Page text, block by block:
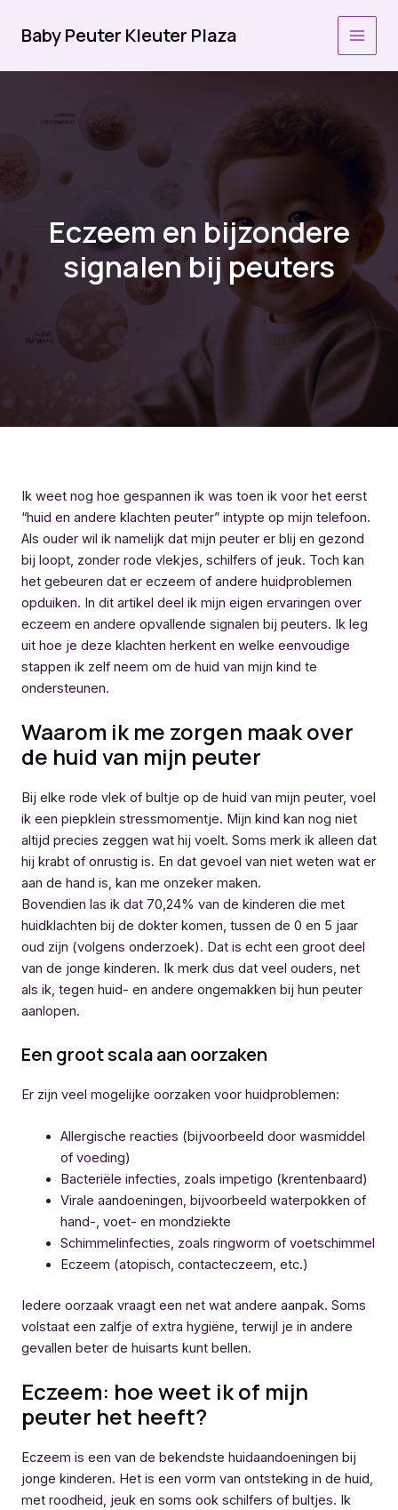
naar
inhoud
Baby Peuter Kleuter Plaza
Eczeem en bijzondere
signalen bij peuters
Ik weet nog hoe gespannen ik was toen ik voor het eerst
“huid en andere klachten peuter” intypte op mijn telefoon.
Als ouder wil ik namelijk dat mijn peuter er blij en gezond
bij loopt, zonder rode vlekjes, schilfers of jeuk. Toch kan
het gebeuren dat er eczeem of andere huidproblemen
opduiken. In dit artikel deel ik mijn eigen ervaringen over
eczeem en andere opvallende signalen bij peuters. Ik leg
uit hoe je deze klachten herkent en welke eenvoudige
stappen ik zelf neem om de huid van mijn kind te
ondersteunen.
Waarom ik me zorgen maak over
de huid van mijn peuter
Bij elke rode vlek of bultje op de huid van mijn peuter, voel
ik een piepklein stressmomentje. Mijn kind kan nog niet
altijd precies zeggen wat hij voelt. Soms merk ik alleen dat
hij krabt of onrustig is. En dat gevoel van niet weten wat er
aan de hand is, kan me onzeker maken.
Bovendien las ik dat 70,24% van de kinderen die met
huidklachten bij de dokter komen, tussen de 0 en 5 jaar
oud zijn (volgens onderzoek). Dat is echt een groot deel
van de jonge kinderen. Ik merk dus dat veel ouders, net
als ik, tegen huid- en andere ongemakken bij hun peuter
aanlopen.
Een groot scala aan oorzaken
Er zijn veel mogelijke oorzaken voor huidproblemen:
Allergische reacties (bijvoorbeeld door wasmiddel
of voeding)
Bacteriële infecties, zoals impetigo (krentenbaard)
Virale aandoeningen, bijvoorbeeld waterpokken of
hand-, voet- en mondziekte
Schimmelinfecties, zoals ringworm of voetschimmel
Eczeem (atopisch, contacteczeem, etc.)
Iedere oorzaak vraagt een net wat andere aanpak. Soms
volstaat een zalfje of extra hygiëne, terwijl je in andere
gevallen beter de huisarts kunt bellen.
Eczeem: hoe weet ik of mijn
peuter het heeft?
Eczeem is een van de bekendste huidaandoeningen bij
jonge kinderen. Het is een vorm van ontsteking in de huid,
met roodheid, jeuk en soms ook schilfers of bultjes. Ik